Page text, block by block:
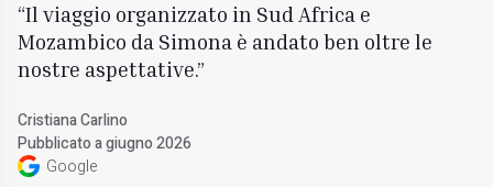
Il viaggio organizzato in Sud Africa e
Mozambico da Simona è andato ben oltre le
nostre aspettative.
Cristiana Carlino
Pubblicato a giugno 2026
Google